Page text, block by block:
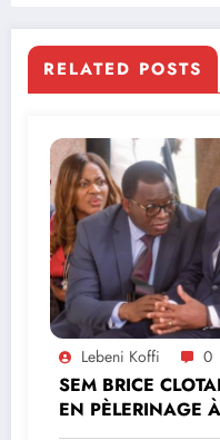
RELATED POSTS
Lebeni Koffi 0
SEM BRICE
EN PÈLERINAGE
MINISTRE